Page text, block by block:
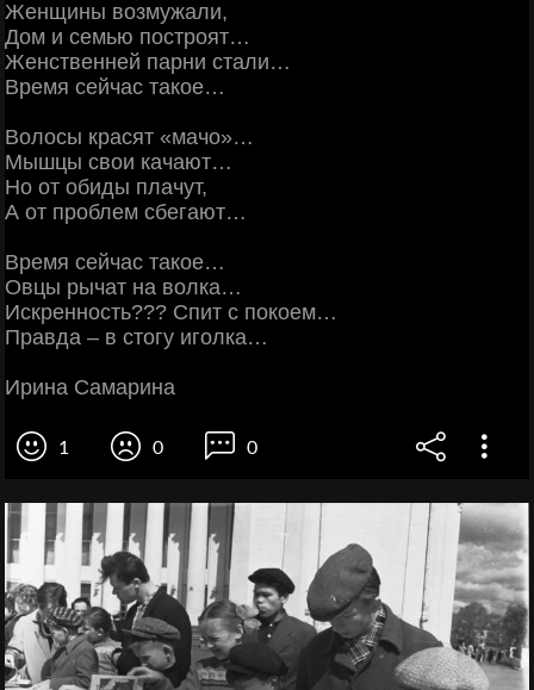
Женщины возмужали,
Дом и семью построят…
Женственней парни стали…
Время сейчас такое…
Волосы красят «мачо»…
Мышцы свои качают…
Но от обиды плачут,
А от проблем сбегают…
Время сейчас такое…
Овцы рычат на волка…
Искренность??? Спит с покоем…
Правда – в стогу иголка…
Ирина Самарина
1 0 0